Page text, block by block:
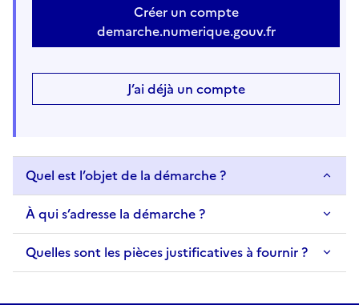
Créer un compte
demarche.numerique.gouv.fr
J’ai déjà un compte
Quel est l’objet de la démarche ?
À qui s’adresse la démarche ?
Quelles sont les pièces justificatives à fournir ?